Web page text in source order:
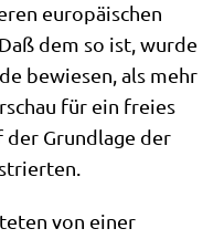
euro­päi­schen
dem so ist, wur­de
bewie­sen, als mehr
für ein frei­es
der Grund­la­ge der
von einer